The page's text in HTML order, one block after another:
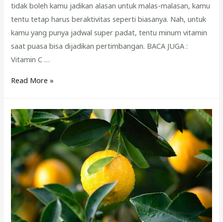
tidak boleh kamu jadikan alasan untuk malas-malasan, kamu
tentu tetap harus beraktivitas seperti biasanya. Nah, untuk
kamu yang punya jadwal super padat, tentu minum vitamin
saat puasa bisa dijadikan pertimbangan. BACA JUGA :
Vitamin C …
Rekomendasi
Puasa
Yang
Bagus
Untuk
Daya
Tahan
Tubuh
Read More »